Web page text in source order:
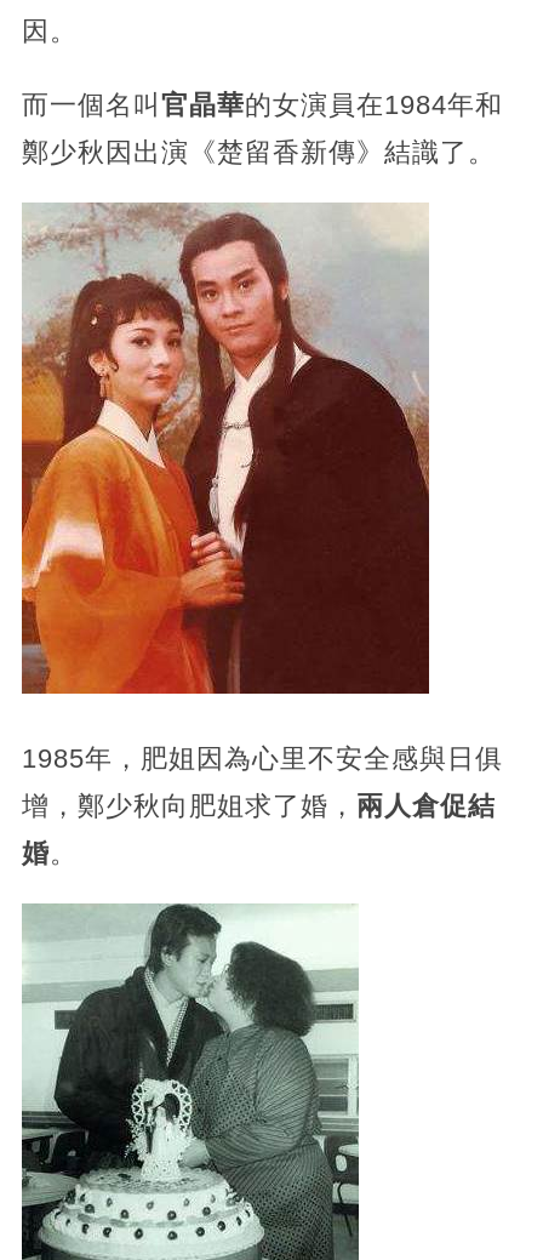
因。
而一個名叫 官晶華的女演員在1984年和
鄭少秋因出演《楚留香新傳》結識了。
1985年，肥姐因為心里不安全感與日俱
增，鄭少秋向肥姐求了婚， 兩人倉促結
婚。